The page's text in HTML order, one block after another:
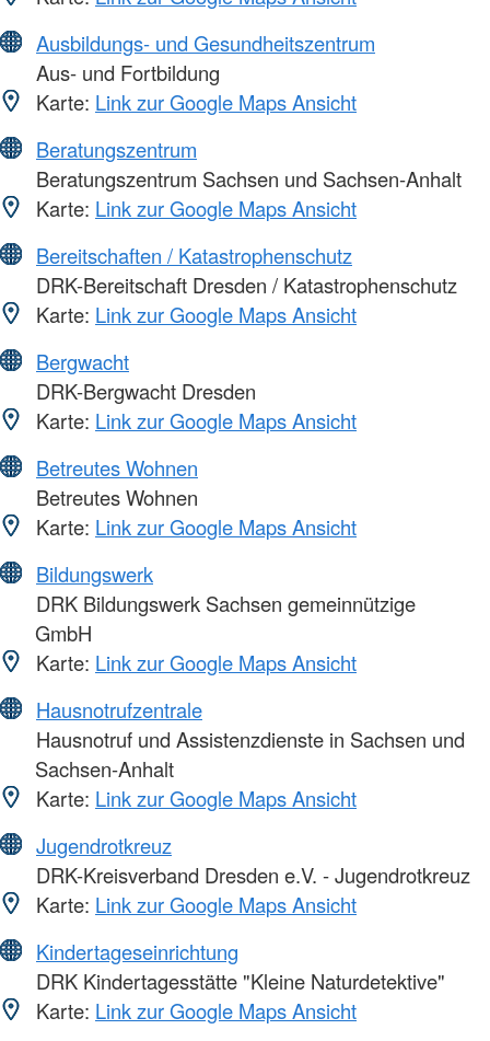
Ausbildungs- und Gesundheitszentrum
Aus- und Fortbildung
Karte: Link zur Google Maps Ansicht
Beratungszentrum
Beratungszentrum Sachsen und Sachsen-Anhalt
Karte: Link zur Google Maps Ansicht
Bereitschaften / Katastrophenschutz
DRK-Bereitschaft Dresden / Katastrophenschutz
Karte: Link zur Google Maps Ansicht
Bergwacht
DRK-Bergwacht Dresden
Karte: Link zur Google Maps Ansicht
Betreutes Wohnen
Betreutes Wohnen
Karte: Link zur Google Maps Ansicht
Bildungswerk
DRK Bildungswerk Sachsen gemeinnützige
GmbH
Karte: Link zur Google Maps Ansicht
Hausnotrufzentrale
Hausnotruf und Assistenzdienste in Sachsen und
Sachsen-Anhalt
Karte: Link zur Google Maps Ansicht
Jugendrotkreuz
DRK-Kreisverband Dresden e.V. - Jugendrotkreuz
Karte: Link zur Google Maps Ansicht
Kindertageseinrichtung
DRK Kindertagesstätte "Kleine Naturdetektive"
Karte: Link zur Google Maps Ansicht